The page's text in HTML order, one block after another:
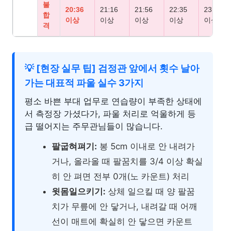
불
합
격
20:36
이상
21:16
이상
21:56
이상
22:35
이상
23:20
이상
💡 [현장 실무 팁] 검정관 앞에서 횟수 날아
가는 대표적 파울 실수 3가지
평소 바쁜 부대 업무로 연습량이 부족한 상태에
서 측정장 가셨다가, 파울 처리로 억울하게 등
급 떨어지는 주무관님들이 많습니다.
팔굽혀펴기: 봉 5cm 이내로 안 내려가
거나, 올라올 때 팔꿈치를 3/4 이상 확실
히 안 펴면 전부 0개(노 카운트) 처리
윗몸일으키기: 상체 일으킬 때 양 팔꿈
치가 무릎에 안 닿거나, 내려갈 때 어깨
선이 매트에 확실히 안 닿으면 카운트